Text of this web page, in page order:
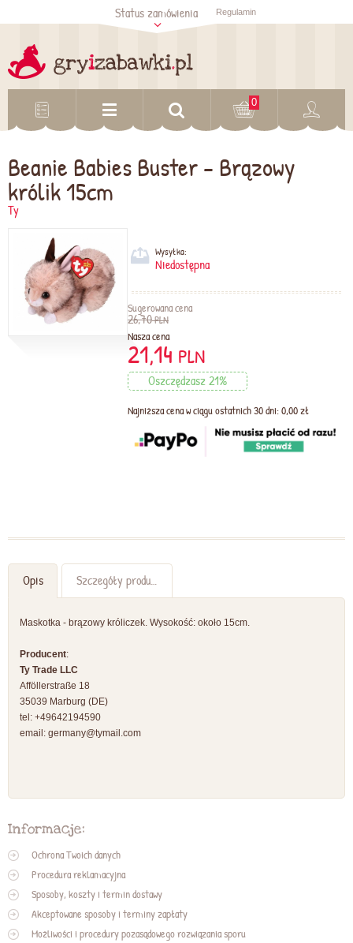
Sprawdź status
zamówienia
Status zamówienia Regulamin
0
Beanie Babies Buster - Brązowy
królik 15cm
Ty
Wysyłka:
Niedostępna
Sugerowana cena
26,70PLN
Nasza cena
21,14 PLN
Oszczędzasz 21%
Najniższa cena w ciągu ostatnich 30 dni: 0,00 zł
Opis Szczegóły produktu
Maskotka - brązowy króliczek. Wysokość: około 15cm.
Producent:
Ty Trade LLC
Afföllerstraße 18
35039 Marburg (DE)
tel: +49642194590
email: germany@tymail.com
Informacje:
Ochrona Twoich danych
Procedura reklamacyjna
Sposoby, koszty i termin dostawy
Akceptowane sposoby i terminy zapłaty
Możliwości i procedury pozasądowego rozwiązania sporu